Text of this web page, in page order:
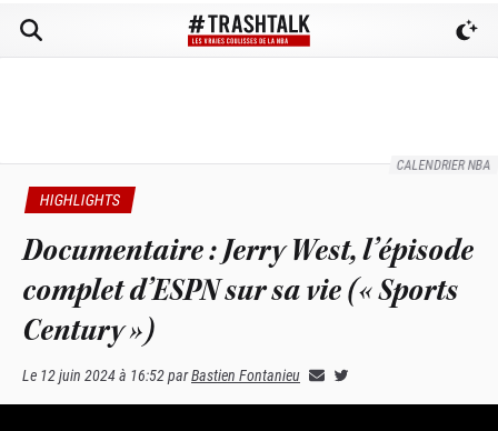
CALENDRIER NBA
HIGHLIGHTS
Documentaire : Jerry West, l’épisode
complet d’ESPN sur sa vie (« Sports
Century »)
Le 12 juin 2024 à 16:52parBastien Fontanieu